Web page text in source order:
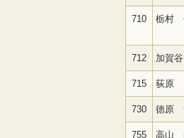
710 栃村
712 加賀
715 荻原
730 徳原
755 高山